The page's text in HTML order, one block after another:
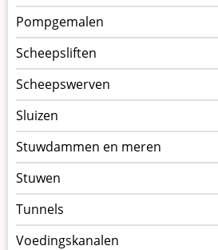
Pompgemalen
Scheepsliften
Scheepswerven
Sluizen
Stuwdammen en meren
Stuwen
Tunnels
Voedingskanalen